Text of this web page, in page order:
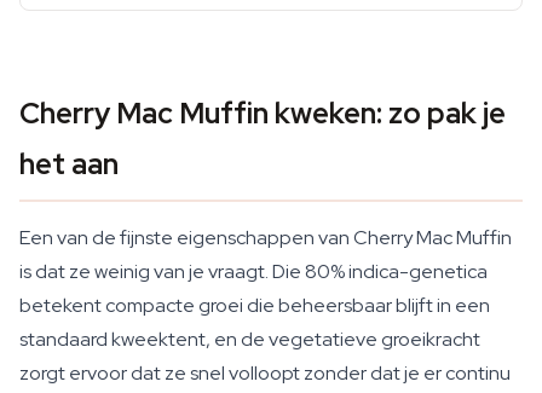
Cherry Mac Muffin kweken: zo pak je
het aan
Een van de fijnste eigenschappen van Cherry Mac Muffin
is dat ze weinig van je vraagt. Die 80% indica-genetica
betekent compacte groei die beheersbaar blijft in een
standaard kweektent, en de vegetatieve groeikracht
zorgt ervoor dat ze snel volloopt zonder dat je er continu